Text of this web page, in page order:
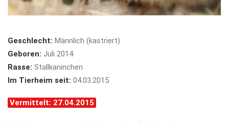
Geschlecht: Männlich (kastriert)
Geboren: Juli 2014
Rasse: Stallkaninchen
Im Tierheim seit: 04.03.2015
Vermittelt: 27.04.2015